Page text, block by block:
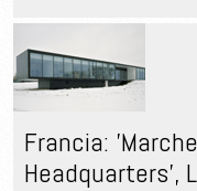
Francia:
Headquarters',